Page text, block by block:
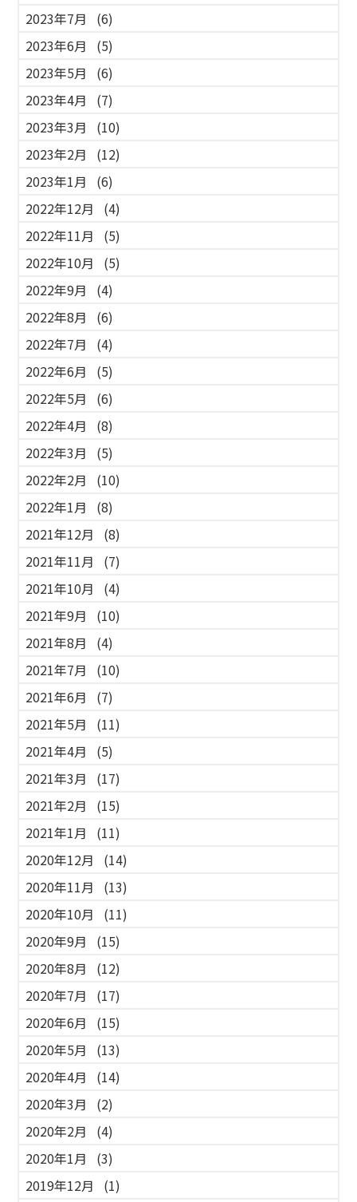
2023年7月
(6)
2023年6月
(5)
2023年5月
(6)
2023年4月
(7)
2023年3月
(10)
2023年2月
(12)
2023年1月
(6)
2022年12月
(4)
2022年11月
(5)
2022年10月
(5)
2022年9月
(4)
2022年8月
(6)
2022年7月
(4)
2022年6月
(5)
2022年5月
(6)
2022年4月
(8)
2022年3月
(5)
2022年2月
(10)
2022年1月
(8)
2021年12月
(8)
2021年11月
(7)
2021年10月
(4)
2021年9月
(10)
2021年8月
(4)
2021年7月
(10)
2021年6月
(7)
2021年5月
(11)
2021年4月
(5)
2021年3月
(17)
2021年2月
(15)
2021年1月
(11)
2020年12月
(14)
2020年11月
(13)
2020年10月
(11)
2020年9月
(15)
2020年8月
(12)
2020年7月
(17)
2020年6月
(15)
2020年5月
(13)
2020年4月
(14)
2020年3月
(2)
2020年2月
(4)
2020年1月
(3)
2019年12月
(1)